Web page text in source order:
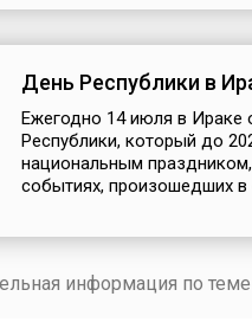
День Республики в
Ежегодно 14 июля в Ираке
Республики, который до
национальным
событиях, произошедших в
информация по